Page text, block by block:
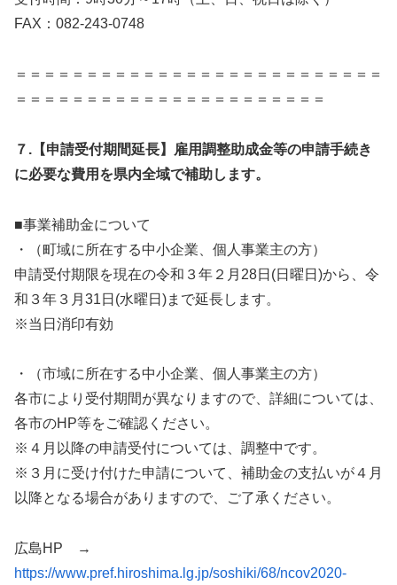
FAX：082-243-0748
＝＝＝＝＝＝＝＝＝＝＝＝＝＝＝＝＝＝＝＝＝＝＝＝＝＝
＝＝＝＝＝＝＝＝＝＝＝＝＝＝＝＝＝＝＝＝＝＝
７.【申請受付期間延長】雇用調整助成金等の申請手続き
に必要な費用を県内全域で補助します。
■事業補助金について
・（町域に所在する中小企業、個人事業主の方）
申請受付期限を現在の令和３年２月28日(日曜日)から、令
和３年３月31日(水曜日)まで延長します。
※当日消印有効
・（市域に所在する中小企業、個人事業主の方）
各市により受付期間が異なりますので、詳細については、
各市のHP等をご確認ください。
※４月以降の申請受付については、調整中です。
※３月に受け付けた申請について、補助金の支払いが４月
以降となる場合がありますので、ご了承ください。
広島HP →
https://www.pref.hiroshima.lg.jp/soshiki/68/ncov2020-